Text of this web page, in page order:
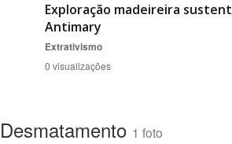
Exploração madeireira
Antimary
Extrativismo
0 visualizações
Desmatamento 1 foto